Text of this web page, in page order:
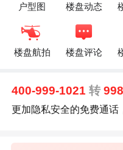
户型图 楼盘动态
楼盘航拍 楼盘评论
400-999-1021转
更加隐私安全的免费通话